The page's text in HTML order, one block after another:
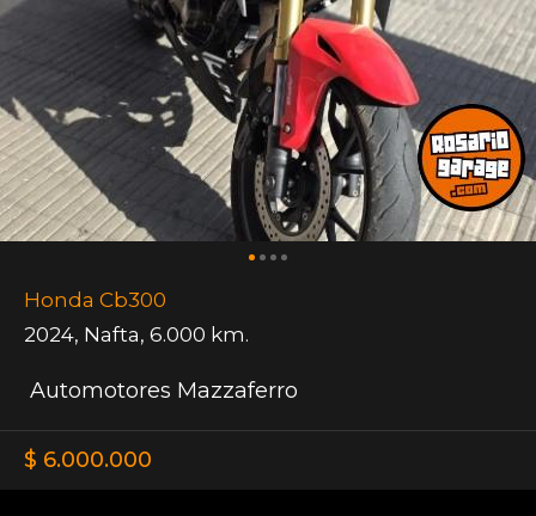
Honda Cb300
2024, Nafta, 6.000 km.
Automotores Mazzaferro
$ 6.000.000